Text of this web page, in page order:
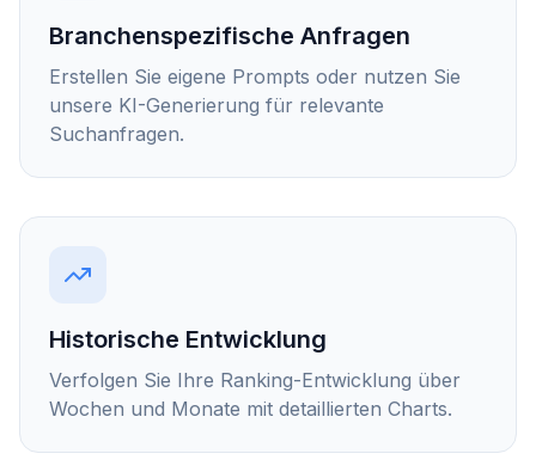
Branchenspezifische Anfragen
Erstellen Sie eigene Prompts oder nutzen Sie
unsere KI-Generierung für relevante
Suchanfragen.
Historische Entwicklung
Verfolgen Sie Ihre Ranking-Entwicklung über
Wochen und Monate mit detaillierten Charts.